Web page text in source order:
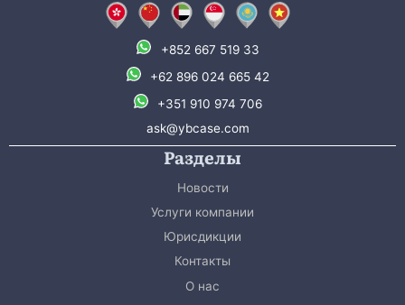
+852 667 519 33
+62 896 024 665 42
+351 910 974 706
ask@ybcase.com
Разделы
Новости
Услуги компании
Юрисдикции
Контакты
О нас